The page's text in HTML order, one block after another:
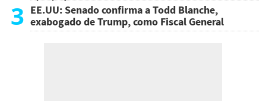
atentado
3 EE.UU: Senado confirma a Todd Blanche,
exabogado de Trump, como Fiscal General